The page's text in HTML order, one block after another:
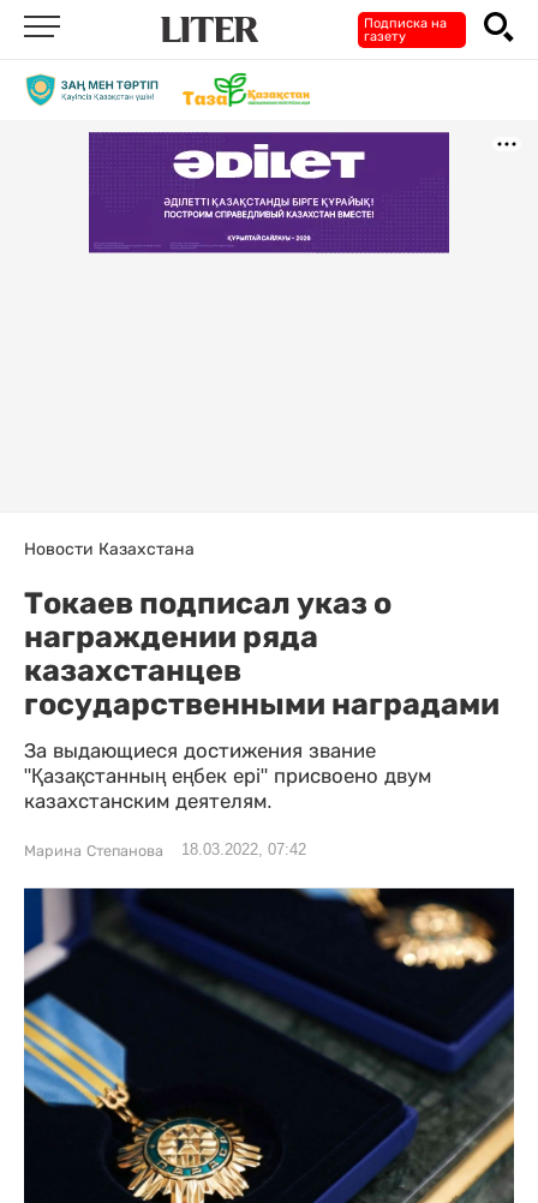
Подписка на
газету
Новости Казахстана
Токаев подписал указ о
награждении ряда
казахстанцев
государственными наградами
За выдающиеся достижения звание
"Қазақстанның еңбек ері" присвоено двум
казахстанским деятелям.
Марина Степанова 18.03.2022, 07:42